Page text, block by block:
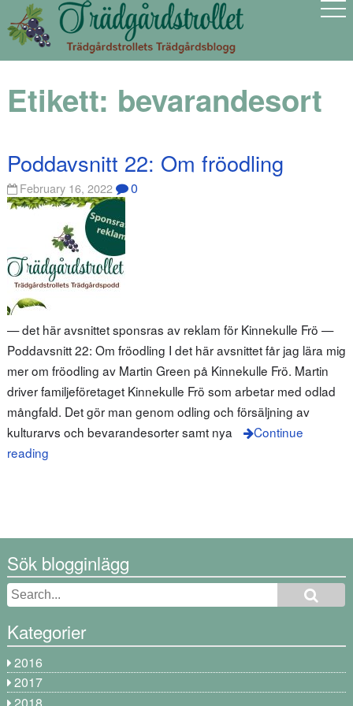
Etikett: bevarandesort
Poddavsnitt 22: Om fröodling
February 16, 2022 0
— det här avsnittet sponsras av reklam för Kinnekulle Frö —
Poddavsnitt 22: Om fröodling I det här avsnittet får jag lära mig
mer om fröodling av Martin Green på Kinnekulle Frö. Martin
driver familjeföretaget Kinnekulle Frö som arbetar med odlad
mångfald. Det gör man genom odling och försäljning av
kulturarvs och bevarandesorter samt nya
Continue
reading
Sök blogginlägg
Kategorier
2016
2017